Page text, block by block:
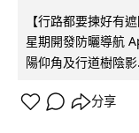
【行路都要揀好有
星期開發防曬導航
陽仰角及行道樹陰
分享